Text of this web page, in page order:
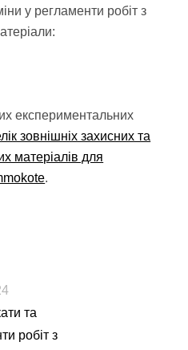
у регламенти робіт з
експериментальних
зовнішніх захисних та
матеріалів для
.
та
робіт з